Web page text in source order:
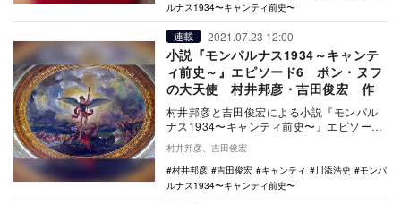
ルナス1934〜キャンティ前史〜
連載 2021.07.23 12:00
小説『モンパルナス1934～キャンテ
ィ前史～』エピソード6 ポン・ヌフ
の大天使 村井邦彦・吉田俊宏 作
村井邦彦と吉田俊宏による小説『モンパル
ナス1934〜キャンティ前史〜』エピソード
6では、川添紫郎（浩史）が井上清一ととも
に、後に…
村井邦彦、吉田俊宏
村井邦彦
吉田俊宏 キャンティ 川添浩史
モンパ
ルナス1934〜キャンティ前史〜